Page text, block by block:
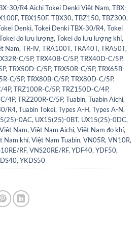
30/R4 Aichi Tokei Denki Việt Nam,TBX-
,TBX150F,TBX30,TBZ150,TBZ300,
Denki,Tokei Denki TBX-30/R4,Tokei
đo lưu lượng,Tokei đo lưu lượng khí,
Nam,TR-Ⅳ,TRA100T,TRA40T,TRA50T,
C/5P,TRX40B-C/5P,TRX40D-C/5P,
,TRX50D-C/5P,TRX50R-C/5P,TRX65B-
C/5P,TRX80B-C/5P,TRX80D-C/5P,
4P,TRZ100R-C/5P,TRZ150D-C/4P,
4P,TRZ200R-C/5P,Tuabin,Tuabin Aichi,
R4,Tuabin Tokei,Types A-H,Types A-N,
0AC, UX15(25)-0BT, UX15(25)-0DC,
Việt Nam,Việt Nam Aichi,Việt Nam đo khí,
Nam khí,Việt Nam Tuabin,VN05R,VN10R,
RF,VNS20RE/RF,YDF40,YDF50,
,YKDS50